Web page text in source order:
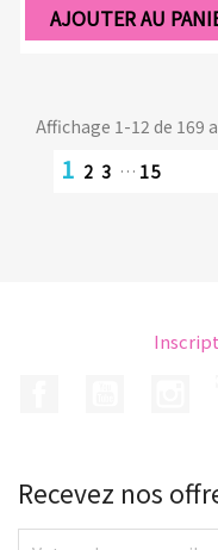
AJOUTER AU
Affichage 1-12 de 169
1 2 3 … 15
Recevez nos